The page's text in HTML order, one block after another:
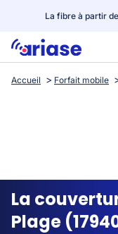
La fibre à partir
Box internet
Streaming
Accueil Forfait mobile
La
Plage